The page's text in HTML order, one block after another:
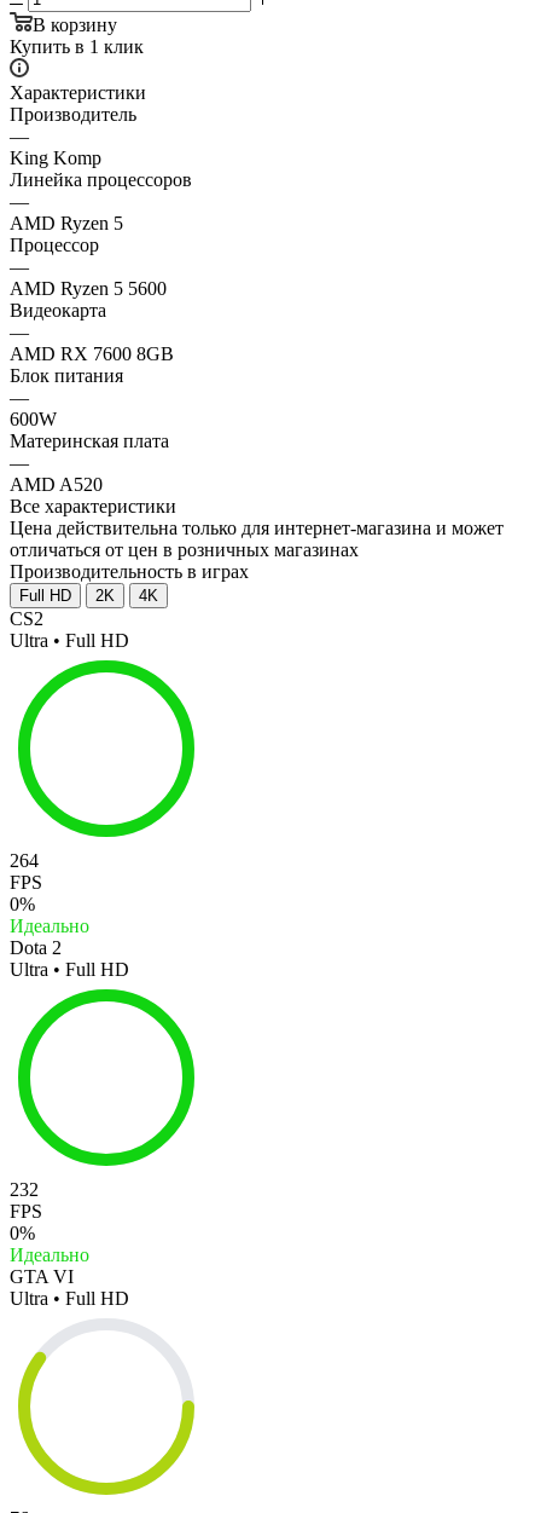
В корзину
Купить в 1 клик
Характеристики
Производитель
—
King Komp
Линейка процессоров
—
AMD Ryzen 5
Процессор
—
AMD Ryzen 5 5600
Видеокарта
—
AMD RX 7600 8GB
Блок питания
—
600W
Материнская плата
—
AMD A520
Все характеристики
Цена действительна только для интернет-магазина и может
отличаться от цен в розничных магазинах
Производительность в играх
Full HD 2K 4K
CS2
Ultra • Full HD
264
FPS
0%
Идеально
Dota 2
Ultra • Full HD
232
FPS
0%
Идеально
GTA VI
Ultra • Full HD